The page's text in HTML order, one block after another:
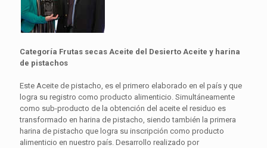
Categoría Frutas secas Aceite del Desierto Aceite y harina
de pistachos
Este Aceite de pistacho, es el primero elaborado en el país y que
logra su registro como producto alimenticio. Simultáneamente
como sub-producto de la obtención del aceite el residuo es
transformado en harina de pistacho, siendo también la primera
harina de pistacho que logra su inscripción como producto
alimenticio en nuestro país. Desarrollo realizado por